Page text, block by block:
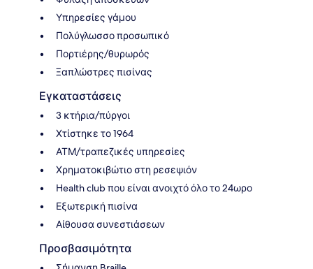
Υπηρεσίες γάμου
Πολύγλωσσο προσωπικό
Πορτιέρης/θυρωρός
Ξαπλώστρες πισίνας
Εγκαταστάσεις
3 κτήρια/πύργοι
Χτίστηκε το 1964
ΑΤΜ/τραπεζικές υπηρεσίες
Χρηματοκιβώτιο στη ρεσεψιόν
Health club που είναι ανοιχτό όλο το 24ωρο
Εξωτερική πισίνα
Αίθουσα συνεστιάσεων
Προσβασιμότητα